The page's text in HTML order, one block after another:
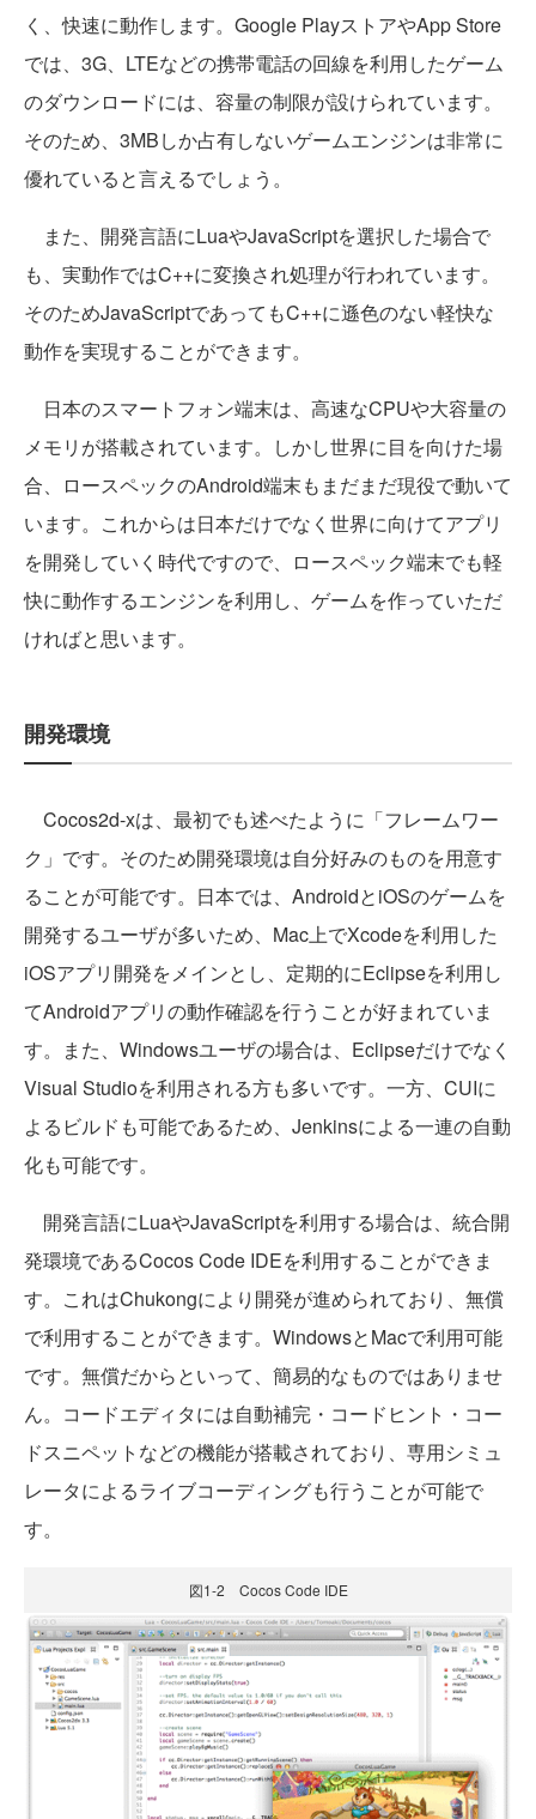
く、快速に動作します。Google PlayストアやApp Store
では、3G、LTEなどの携帯電話の回線を利用したゲーム
のダウンロードには、容量の制限が設けられています。
そのため、3MBしか占有しないゲームエンジンは非常に
優れていると言えるでしょう。
また、開発言語にLuaやJavaScriptを選択した場合で
も、実動作ではC++に変換され処理が行われています。
そのためJavaScriptであってもC++に遜色のない軽快な
動作を実現することができます。
日本のスマートフォン端末は、高速なCPUや大容量の
メモリが搭載されています。しかし世界に目を向けた場
合、ロースペックのAndroid端末もまだまだ現役で動いて
います。これからは日本だけでなく世界に向けてアプリ
を開発していく時代ですので、ロースペック端末でも軽
快に動作するエンジンを利用し、ゲームを作っていただ
ければと思います。
開発環境
Cocos2d-xは、最初でも述べたように「フレームワー
ク」です。そのため開発環境は自分好みのものを用意す
ることが可能です。日本では、AndroidとiOSのゲームを
開発するユーザが多いため、Mac上でXcodeを利用した
iOSアプリ開発をメインとし、定期的にEclipseを利用し
てAndroidアプリの動作確認を行うことが好まれていま
す。また、Windowsユーザの場合は、Eclipseだけでなく
Visual Studioを利用される方も多いです。一方、CUIに
よるビルドも可能であるため、Jenkinsによる一連の自動
化も可能です。
開発言語にLuaやJavaScriptを利用する場合は、統合開
発環境であるCocos Code IDEを利用することができま
す。これはChukongにより開発が進められており、無償
で利用することができます。WindowsとMacで利用可能
です。無償だからといって、簡易的なものではありませ
ん。コードエディタには自動補完・コードヒント・コー
ドスニペットなどの機能が搭載されており、専用シミュ
レータによるライブコーディングも行うことが可能で
す。
図1-2 Cocos Code IDE